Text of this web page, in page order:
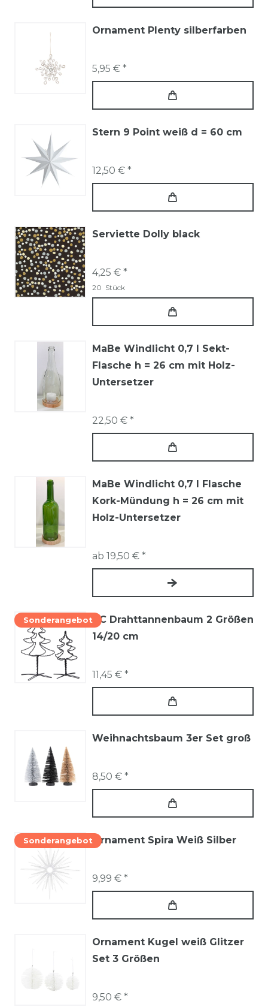
Ornament Plenty silberfarben
5,95 € *
Stern 9 Point weiß d = 60 cm
12,50 € *
Serviette Dolly black
4,25 € *
20 Stück
MaBe Windlicht 0,7 l Sekt-
Flasche h = 26 cm mit Holz-
Untersetzer
22,50 € *
MaBe Windlicht 0,7 l Flasche
Kork-Mündung h = 26 cm mit
Holz-Untersetzer
ab 19,50 € *
SonderangebotBC Drahttannenbaum 2 Größen
14/20 cm
11,45 € *
Weihnachtsbaum 3er Set groß
8,50 € *
SonderangebotOrnament Spira Weiß Silber
9,99 € *
Ornament Kugel weiß Glitzer
Set 3 Größen
9,50 € *